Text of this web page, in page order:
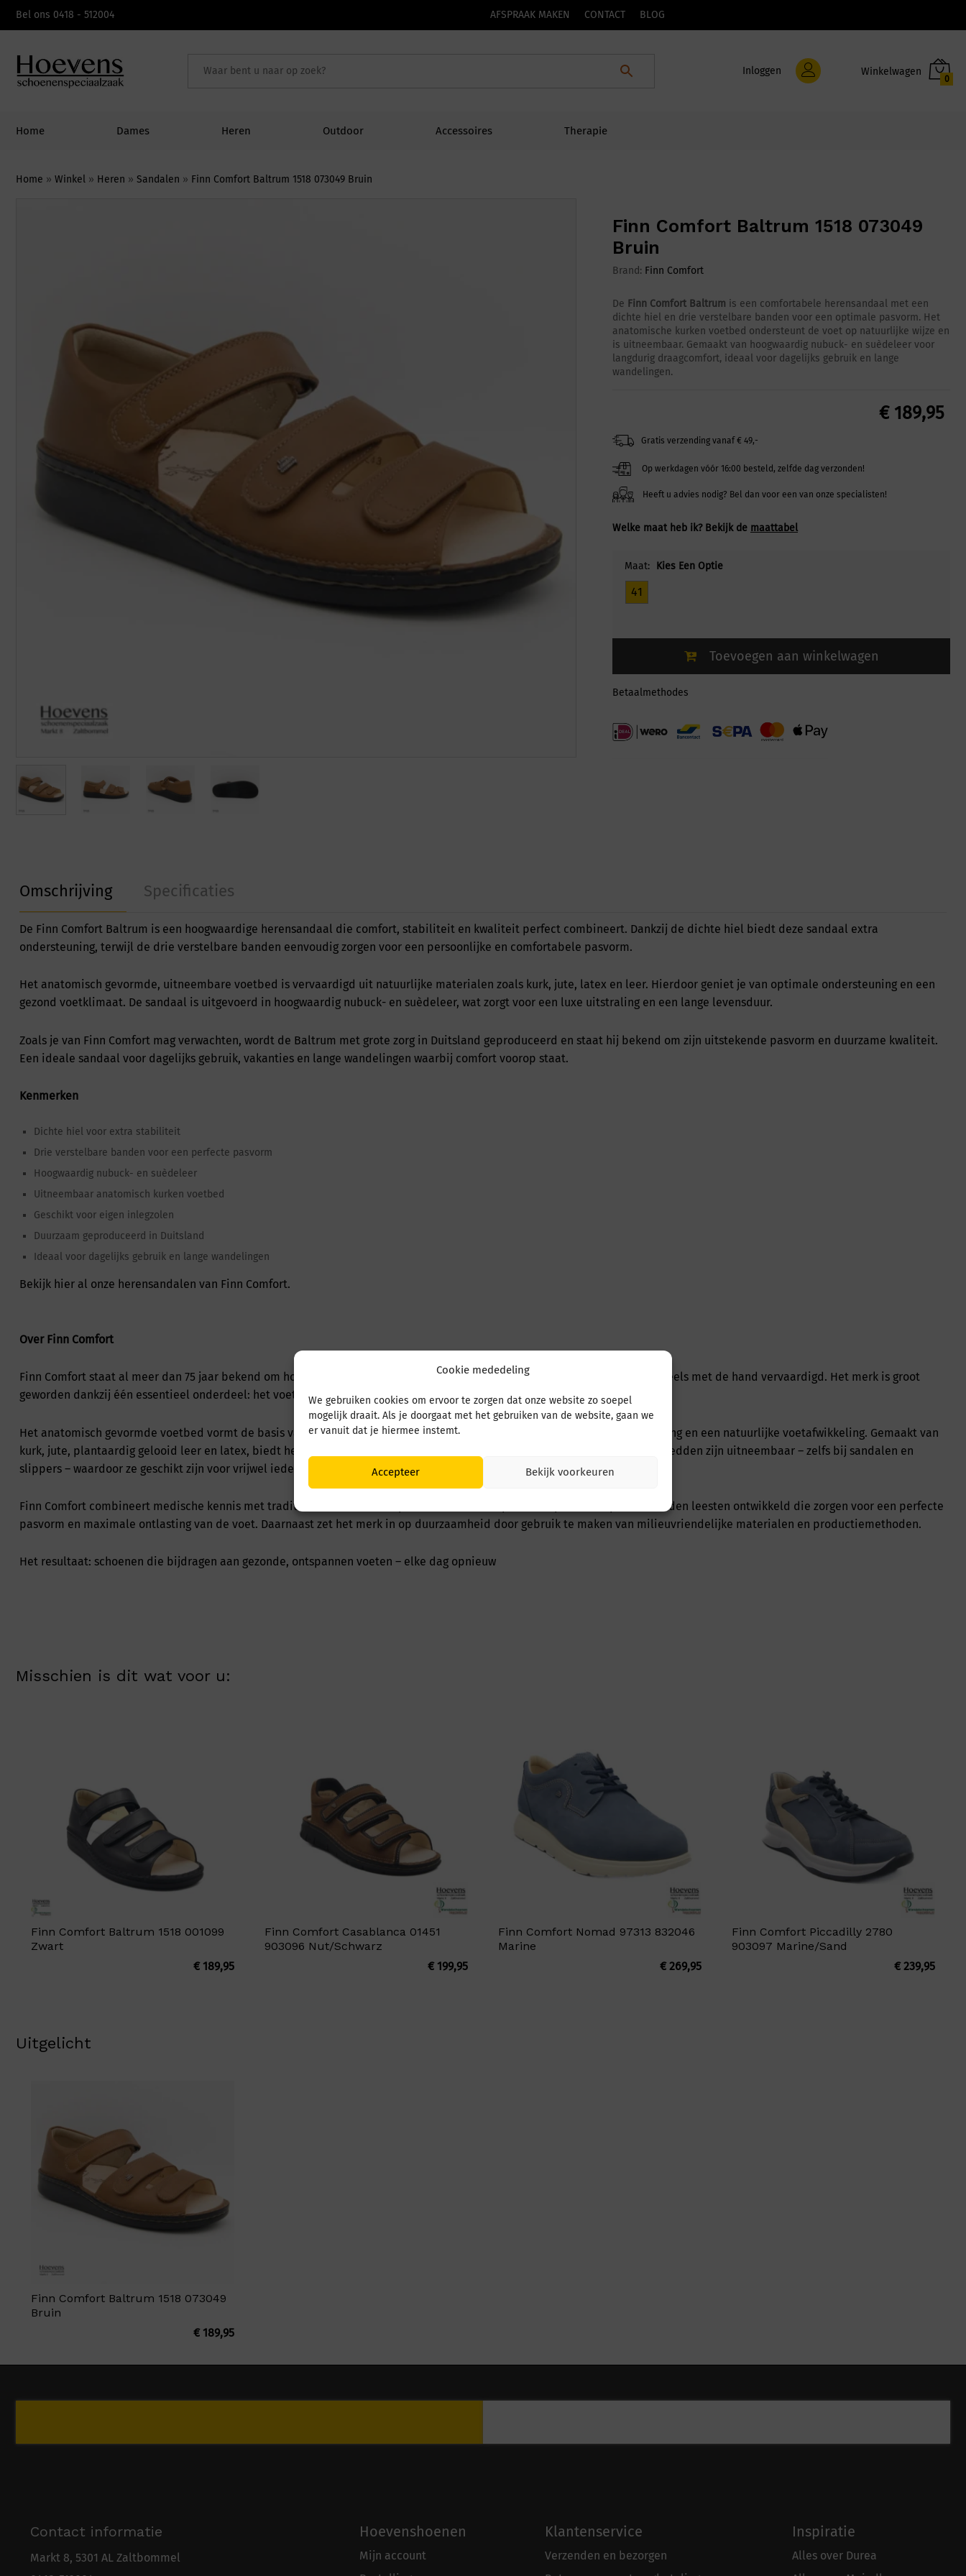
Cookie mededeling
We gebruiken cookies om ervoor te zorgen dat onze website zo soepel
mogelijk draait. Als je doorgaat met het gebruiken van de website, gaan we
er vanuit dat je hiermee instemt.
Accepteer Bekijk voorkeuren
Bel ons 0418 - 512004 AFSPRAAK MAKEN CONTACT BLOG
Inloggen
0
Home Dames Heren Outdoor Accessoires Therapie
Home » Winkel » Heren » Sandalen » Finn Comfort Baltrum 1518 073049 Bruin
Finn Comfort Baltrum 1518 073049
Bruin
Brand: Finn Comfort
De Finn Comfort Baltrum is een comfortabele herensandaal met een
dichte hiel en drie verstelbare banden voor een optimale pasvorm. Het
anatomische kurken voetbed ondersteunt de voet op natuurlijke wijze en
is uitneembaar. Gemaakt van hoogwaardig nubuck- en suèdeleer voor
langdurig draagcomfort, ideaal voor dagelijks gebruik en lange
wandelingen.
€189,95
Gratis verzending vanaf € 49,-
Op werkdagen vóór 16:00 besteld, zelfde dag verzonden!
Heeft u advies nodig? Bel dan voor een van onze specialisten!
Welke maat heb ik? Bekijk de maattabel
Maat: Kies Een Optie
41
Toevoegen aan winkelwagen
Betaalmethodes
Omschrijving Specificaties
De Finn Comfort Baltrum is een hoogwaardige herensandaal die comfort, stabiliteit en kwaliteit perfect combineert. Dankzij de dichte hiel biedt deze sandaal extra
ondersteuning, terwijl de drie verstelbare banden eenvoudig zorgen voor een persoonlijke en comfortabele pasvorm.
Het anatomisch gevormde, uitneembare voetbed is vervaardigd uit natuurlijke materialen zoals kurk, jute, latex en leer. Hierdoor geniet je van optimale ondersteuning en een
gezond voetklimaat. De sandaal is uitgevoerd in hoogwaardig nubuck- en suèdeleer, wat zorgt voor een luxe uitstraling en een lange levensduur.
Zoals je van Finn Comfort mag verwachten, wordt de Baltrum met grote zorg in Duitsland geproduceerd en staat hij bekend om zijn uitstekende pasvorm en duurzame kwaliteit.
Een ideale sandaal voor dagelijks gebruik, vakanties en lange wandelingen waarbij comfort voorop staat.
Kenmerken
Dichte hiel voor extra stabiliteit
Drie verstelbare banden voor een perfecte pasvorm
Hoogwaardig nubuck- en suèdeleer
Uitneembaar anatomisch kurken voetbed
Geschikt voor eigen inlegzolen
Duurzaam geproduceerd in Duitsland
Ideaal voor dagelijks gebruik en lange wandelingen
Bekijk hier al onze herensandalen van Finn Comfort.
Over Finn Comfort
Finn Comfort staat al meer dan 75 jaar bekend om hoogwaardige comfortschoenen, volledig geproduceerd in Duitsland en deels met de hand vervaardigd. Het merk is groot
geworden dankzij één essentieel onderdeel: het voetbed.
Het anatomisch gevormde voetbed vormt de basis van elke Finn Comfort schoen en is ontworpen voor optimale ondersteuning en een natuurlijke voetafwikkeling. Gemaakt van
kurk, jute, plantaardig gelooid leer en latex, biedt het voetbed een unieke combinatie van stevigheid en comfort. Alle voetbedden zijn uitneembaar – zelfs bij sandalen en
slippers – waardoor ze geschikt zijn voor vrijwel iedere voet en eventueel te vervangen zijn door persoonlijke inlegzolen.
Finn Comfort combineert medische kennis met traditioneel vakmanschap. Samen met orthopeden en podotherapeuten worden leesten ontwikkeld die zorgen voor een perfecte
pasvorm en maximale ontlasting van de voet. Daarnaast zet het merk in op duurzaamheid door gebruik te maken van milieuvriendelijke materialen en productiemethoden.
Het resultaat: schoenen die bijdragen aan gezonde, ontspannen voeten – elke dag opnieuw
Misschien is dit wat voor u:
Finn Comfort Baltrum 1518 001099
Zwart
€189,95
Finn Comfort Casablanca 01451
903096 Nut/Schwarz
€199,95
Finn Comfort Nomad 97313 832046
Marine
€269,95
Finn Comfort Piccadilly 2780
903097 Marine/Sand
€239,95
Uitgelicht
Finn Comfort Baltrum 1518 073049
Bruin
€189,95
Contact informatie
Markt 8, 5301 AL Zaltbommel
Hoevenshoenen
Mijn account
Klantenservice
Verzenden en bezorgen
Inspiratie
Alles over Durea